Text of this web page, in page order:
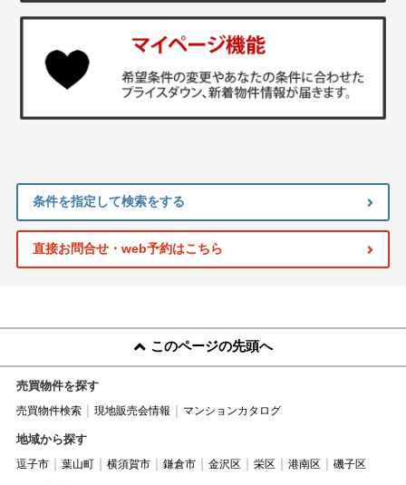
条件を指定して検索をする
直接お問合せ・web予約はこちら
このページの先頭へ
売買物件を探す
売買物件検索 現地販売会情報 マンションカタログ
地域から探す
逗子市 葉山町 横須賀市 鎌倉市 金沢区 栄区 港南区 磯子区